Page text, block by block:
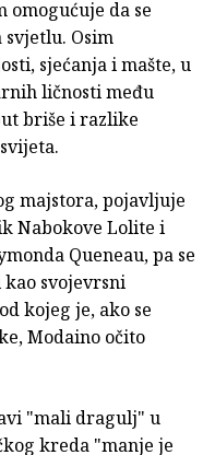
omogućuje da se
Osim
sjećanja i mašte, u
ličnosti među
briše i razlike
majstora, pojavljuje
Nabokove Lolite i
Queneau, pa se
svojevrsni
kojeg je, ako se
Modaino očito
"mali dragulj" u
kreda "manje je